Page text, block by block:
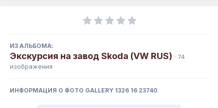
ИЗ АЛЬБОМА:
Экскурсия на завод Skoda (VW RUS) · 74
изображения
ИНФОРМАЦИЯ О ФОТО GALLERY 1326 16 23740